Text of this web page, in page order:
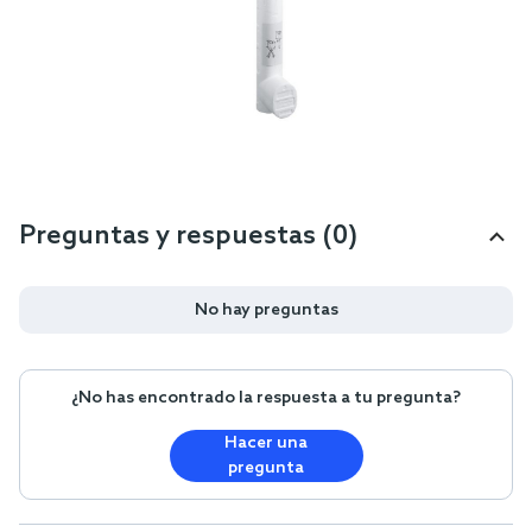
Preguntas y respuestas (0)
No hay preguntas
¿No has encontrado la respuesta a tu pregunta?
Hacer una
pregunta